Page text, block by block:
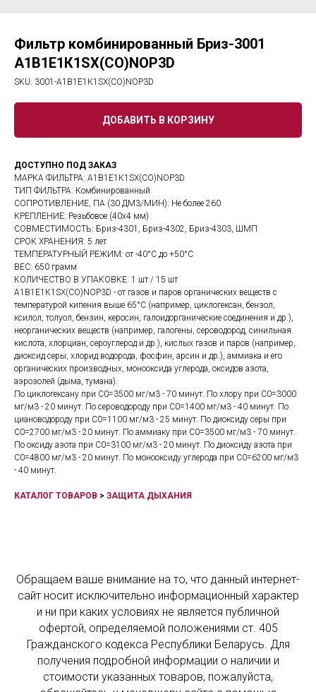
Фильтр комбинированный Бриз-3001
A1В1Е1К1SX(CO)NOP3D
SKU: 3001-A1В1Е1К1SX(CO)NOP3D
ДОБАВИТЬ В КОРЗИНУ
ДОСТУПНО ПОД ЗАКАЗ
МАРКА ФИЛЬТРА: A1В1Е1К1SX(CO)NOP3D
ТИП ФИЛЬТРА: Комбинированный
СОПРОТИВЛЕНИЕ, ПА (30 ДМ3/МИН): Не более 260
КРЕПЛЕНИЕ: Резьбовое (40х4 мм)
СОВМЕСТИМОСТЬ: Бриз-4301, Бриз-4302, Бриз-4303, ШМП
СРОК ХРАНЕНИЯ: 5 лет
ТЕМПЕРАТУРНЫЙ РЕЖИМ: от -40°C до +50°C
ВЕС: 650 грамм
КОЛИЧЕСТВО В УПАКОВКЕ: 1 шт / 15 шт
A1В1Е1К1SX(CO)NOP3D - от газов и паров органических веществ с
температурой кипения выше 65°С (например, циклогексан, бензол,
ксилол, толуол, бензин, керосин, галоидорганические соединения и др.),
неорганических веществ (например, галогены, сероводород, синильная
кислота, хлорциан, сероуглерод и др.), кислых газов и паров (например,
диоксид серы, хлорид водорода, фосфин, арсин и др.), аммиака и его
органических производных, монооксида углерода, оксидов азота,
аэрозолей (дыма, тумана).
По циклогексану при С0=3500 мг/м3 - 70 минут. По хлору при С0=3000
мг/м3 - 20 минут. По сероводороду при С0=1400 мг/м3 - 40 минут. По
циановодороду при С0=1100 мг/м3 - 25 минут. По диоксиду серы при
С0=2700 мг/м3 - 20 минут. По аммиаку при С0=3500 мг/м3 - 70 минут.
По оксиду азота при С0=3100 мг/м3 - 20 минут. По диоксиду азота при
С0=4800 мг/м3 - 20 минут. По монооксиду углерода при С0=6200 мг/м3
- 40 минут.
КАТАЛОГ ТОВАРОВ > ЗАЩИТА ДЫХАНИЯ
Обращаем ваше внимание на то, что данный интернет-
сайт носит исключительно информационный характер
и ни при каких условиях не является публичной
офертой, определяемой положениями ст. 405
Гражданского кодекса Республики Беларусь. Для
получения подробной информации о наличии и
стоимости указанных товаров, пожалуйста,